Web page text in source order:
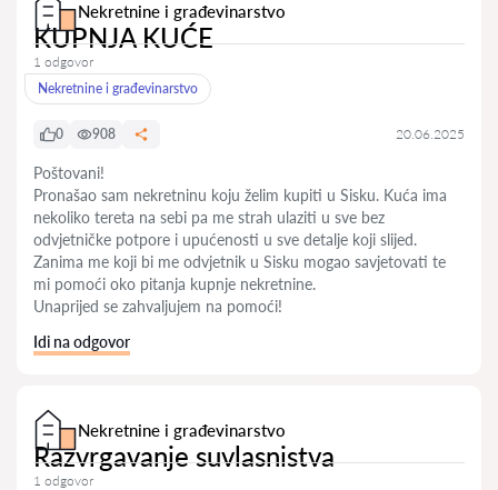
Nekretnine i građevinarstvo
KUPNJA KUĆE
1 odgovor
Nekretnine i građevinarstvo
0 908 20.06.2025
Poštovani!
Pronašao sam nekretninu koju želim kupiti u Sisku. Kuća ima
nekoliko tereta na sebi pa me strah ulaziti u sve bez
odvjetničke potpore i upućenosti u sve detalje koji slijed.
Zanima me koji bi me odvjetnik u Sisku mogao savjetovati te
mi pomoći oko pitanja kupnje nekretnine.
Unaprijed se zahvaljujem na pomoći!
Idi na odgovor
Nekretnine i građevinarstvo
Razvrgavanje suvlasnistva
1 odgovor